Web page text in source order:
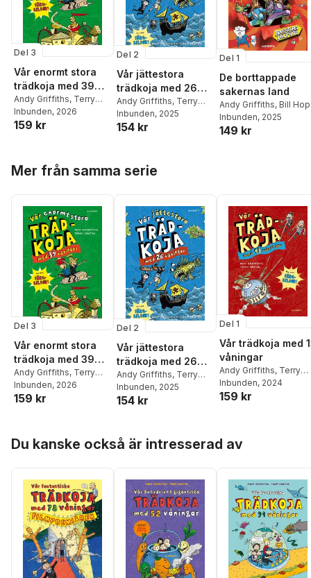
Del 3
Vår enormt stora
trädkoja med 39
våningar: i färg
Andy Griffiths, Terry
Denton
Inbunden, 2026
159 kr
Del 2
Vår jättestora
trädkoja med 26
våningar : i färg
Andy Griffiths, Terry
Denton
Inbunden, 2025
154 kr
Del 1
De borttappade
sakernas land
Andy Griffiths, Bill
Inbunden, 2025
149 kr
Mer från samma serie
Del 3
Vår enormt stora
trädkoja med 39
våningar: i färg
Andy Griffiths, Terry
Denton
Inbunden, 2026
159 kr
Del 2
Vår jättestora
trädkoja med 26
våningar : i färg
Andy Griffiths, Terry
Denton
Inbunden, 2025
154 kr
Del 1
Vår trädkoja med
våningar
Andy Griffiths, Terry
Denton
Inbunden, 2024
159 kr
Du kanske också är intresserad av